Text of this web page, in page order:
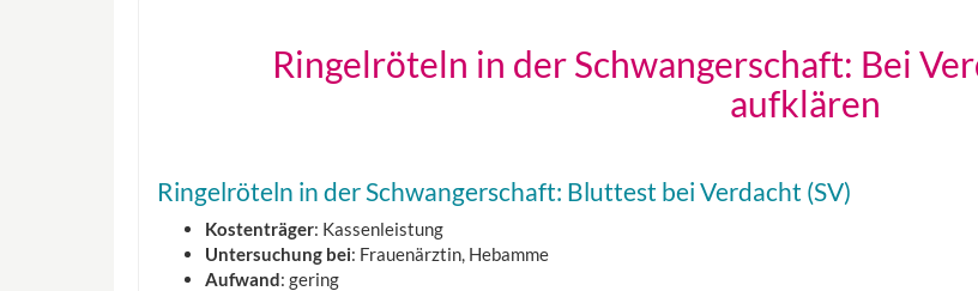
Ringelröteln in der Schwangerschaft: Bei
aufklären
Ringelröteln in der Schwangerschaft: Bluttest bei Verdacht (SV)
Kostenträger: Kassenleistung
Untersuchung bei: Frauenärztin, Hebamme
Aufwand: gering